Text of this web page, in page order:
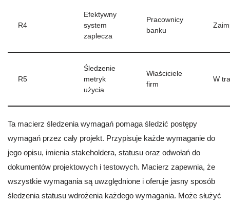
R4
Efektywny
system
zaplecza
Pracownicy
banku
R5
Śledzenie
metryk
użycia
Właściciele
firm
W
Ta macierz śledzenia wymagań pomaga śledzić postępy
wymagań przez cały projekt. Przypisuje każde wymaganie do
jego opisu, imienia stakeholdera, statusu oraz odwołań do
dokumentów projektowych i testowych. Macierz zapewnia, że
wszystkie wymagania są uwzględnione i oferuje jasny sposób
śledzenia statusu wdrożenia każdego wymagania. Może służyć